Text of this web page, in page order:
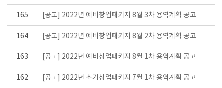
165 [공고] 2022년 예비창업패키지 8월 3차 용역계획 공고
164 [공고] 2022년 예비창업패키지 8월 2차 용역계획 공고
163 [공고] 2022년 예비창업패키지 8월 1차 용역계획 공고
162 [공고] 2022년 초기창업패키지 7월 1차 용역계획 공고